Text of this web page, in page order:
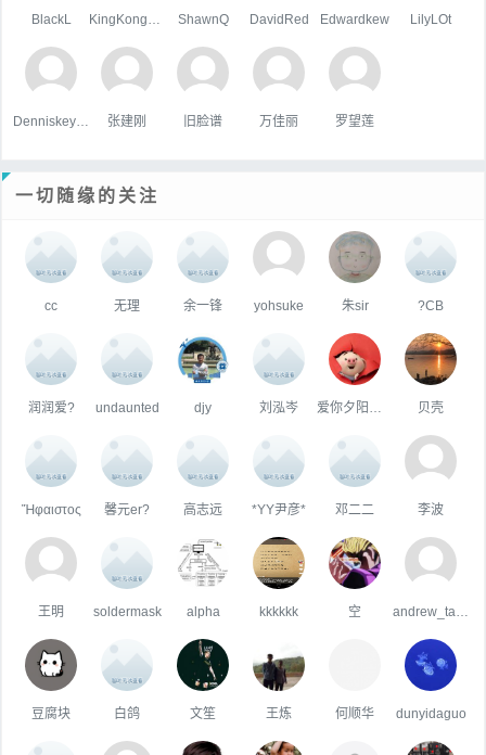
BlackL ShawnQ DavidRed Edwardkew LilyLOt
张建刚 旧脸谱 万佳丽 罗望莲
一切随缘的关注
cc 无理 余一锋 yohsuke 朱sir ?CB
润润爱? undaunted djy 刘泓岑 贝壳
Ἥφαιστος 馨元er? 高志远 *YY尹彦* 邓二二 李波
王明 soldermask alpha kkkkkk 空
豆腐块 白鸽 文笙 王炼 何顺华 dunyidaguo